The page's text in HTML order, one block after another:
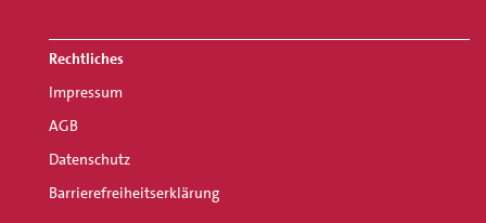
Rechtliches
Impressum
AGB
Datenschutz
Barrierefreiheitserklärung